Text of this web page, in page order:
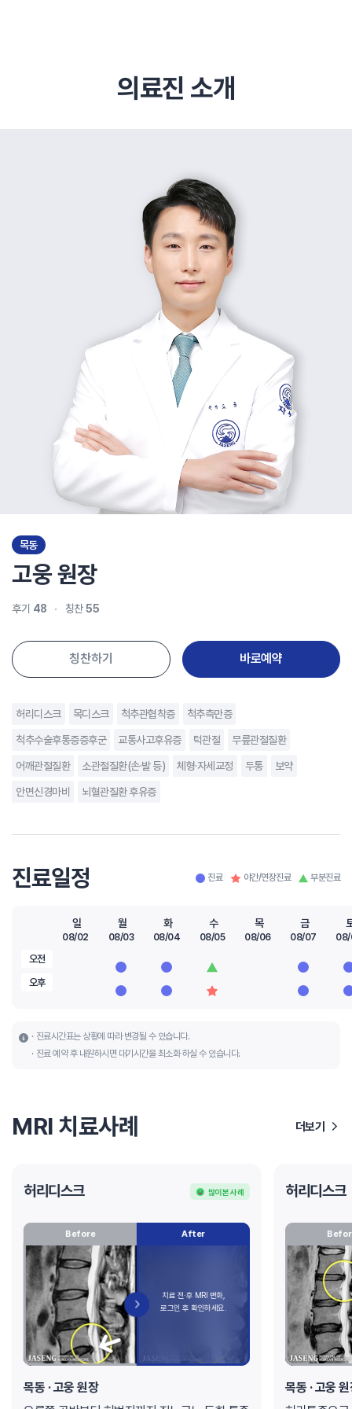
#초음파약침 #척추압박골절
의료진 소개
목동
고웅원장
후기 48 칭찬 55
칭찬하기 바로예약
허리디스크 목디스크 척추관협착증 척추측만증
척추수술후통증증후군 교통사고후유증 턱관절 무릎관절질환
어깨관절질환 소관절질환(손·발 등) 체형·자세교정 두통 보약
안면신경마비 뇌혈관질환 후유증
진료일정 진료 야간/연장진료 부분진료
오전
오후
일
08/02
월
08/03
화
08/04
수
08/05
목
08/06
금
08/07
진료시간표는 상황에 따라 변경될 수 있습니다.
진료 예약 후 내원하시면 대기시간을 최소화 하실 수 있습니다.
MRI 치료사례 더보기
허리디스크 많이 본 사례
Before After
목동 · 고웅 원장
허리디스크
목동 · 고웅